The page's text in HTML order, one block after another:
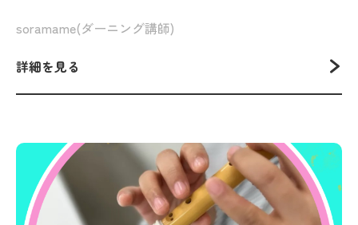
soramame(ダーニング講師)
詳細を見る